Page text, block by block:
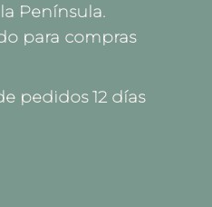
a la Península.
compras
pedidos 12 días